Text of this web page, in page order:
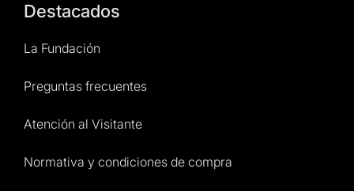
Destacados
La Fundación
Preguntas frecuentes
Atención al Visitante
Normativa y condiciones de compra